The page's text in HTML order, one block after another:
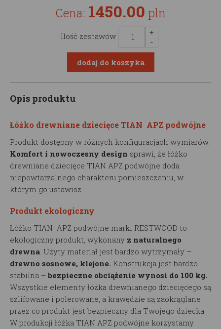
Cena: 1450.00 pln
Ilość zestawów
Opis produktu
Łóżko drewniane dziecięce TIAN APZ podwójne
Produkt dostępny w różnych konfiguracjach wymiarów.
Komfort i nowoczesny design sprawi, że łóżko
drewniane dziecięce TIAN APZ podwójne doda
niepowtarzalnego charakteru pomieszczeniu, w
którym go ustawisz.
Produkt ekologiczny
Łóżko TIAN APZ podwójne marki RESTWOOD to
ekologiczny produkt, wykonany z naturalnego
drewna. Użyty materiał jest bardzo wytrzymały –
drewno sosnowe, klejone. Konstrukcja jest bardzo
stabilna – bezpieczne obciążenie wynosi do 100 kg.
Wszystkie elementy łóżka drewnianego dziecięcego są
szlifowane i polerowane, a krawędzie są zaokrąglane
przez co produkt jest bezpieczny dla Twojego dziecka.
W produkcji łóżka TIAN APZ podwójne korzystamy